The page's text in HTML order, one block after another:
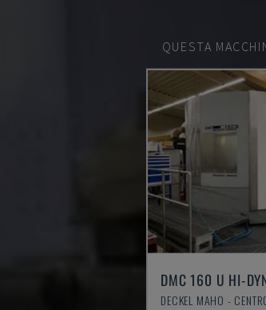
QUESTA
DMC 160 U HI-
DECKEL MAHO -